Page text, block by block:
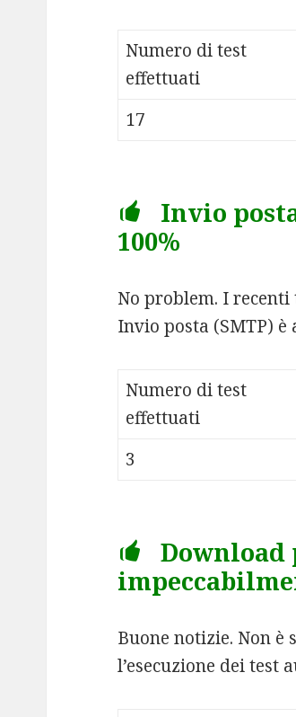
Numero di test
effettuati
17
Invio
100%
No problem. I
Invio posta (SMTP)
Numero di test
effettuati
3
Buone notizie. Non
l’esecuzione dei test